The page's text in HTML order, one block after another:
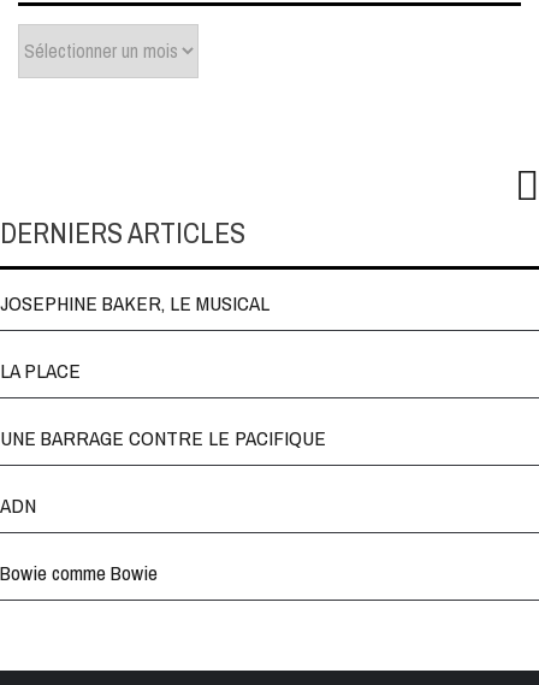
Archives
DERNIERS ARTICLES
JOSEPHINE BAKER, LE MUSICAL
LA PLACE
UNE BARRAGE CONTRE LE PACIFIQUE
ADN
Bowie comme Bowie